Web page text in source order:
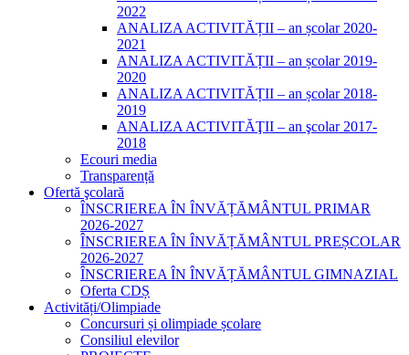
2022
ANALIZA ACTIVITĂȚII – an școlar 2020-
2021
ANALIZA ACTIVITĂȚII – an școlar 2019-
2020
ANALIZA ACTIVITĂȚII – an școlar 2018-
2019
ANALIZA ACTIVITĂŢII – an şcolar 2017-
2018
Ecouri media
Transparență
Ofertă şcolară
ÎNSCRIEREA ÎN ÎNVĂȚĂMÂNTUL PRIMAR
2026-2027
ÎNSCRIEREA ÎN ÎNVĂȚĂMÂNTUL PREȘCOLAR
2026-2027
ÎNSCRIEREA ÎN ÎNVĂȚĂMÂNTUL GIMNAZIAL
Oferta CDȘ
Activități/Olimpiade
Concursuri și olimpiade școlare
Consiliul elevilor